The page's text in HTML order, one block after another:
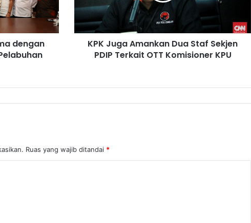
dengan
KPK Juga Amankan Dua Staf Sekjen
PDIP Terkait OTT Komisioner KPU
Ruas yang wajib ditandai *